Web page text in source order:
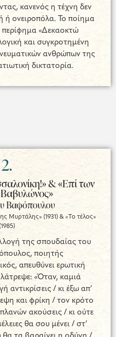
κανενός η τέχνη δεν
ή ονειροπόλα. Το ποίημα
«Δεκαοκτώ
και συγκροτημένη
ανθρώπων της
δικτατορία.
2.
& «Επί των
Βαφόπουλου
Μυρτάλης» (1931) & «Το τέλος»
της σπουδαίας του
ποιητής
απευθύνει ερωτική
«Όταν, καμιά
αντικρίσεις / κι έξω απ’
και φρίκη / τον κρότο
ακούσεις / κι ούτε
θα σου μένει / στ’